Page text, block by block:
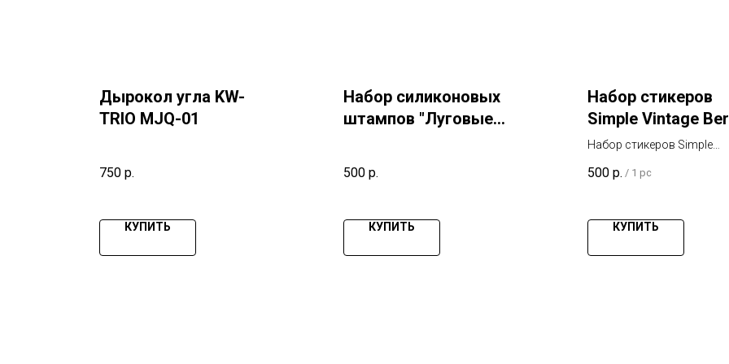
Дырокол угла KW-
TRIO MJQ-01
750 р.
КУПИТЬ
Набор силиконовых
штампов "Луговые
500 р.
КУПИТЬ
Набор стикеров
Simple Vintage
Fields Cardstock
Stickers Simple
Stories
Набор стикеров Simple
Stickers Simple Stories
500 р. / 1 pc
КУПИТЬ